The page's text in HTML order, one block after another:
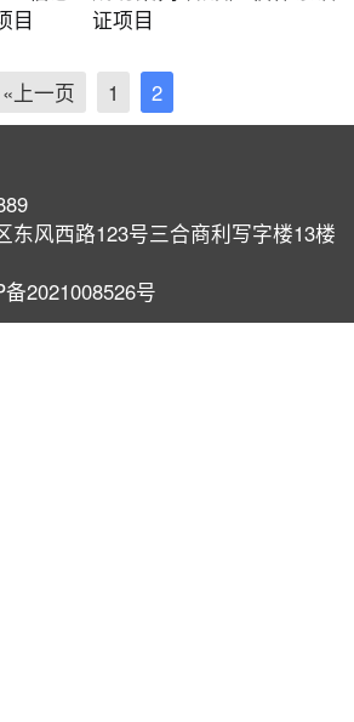
目
证项目
«上一页 1 2
东风西路123号三合商利写字楼13楼
2021008526号